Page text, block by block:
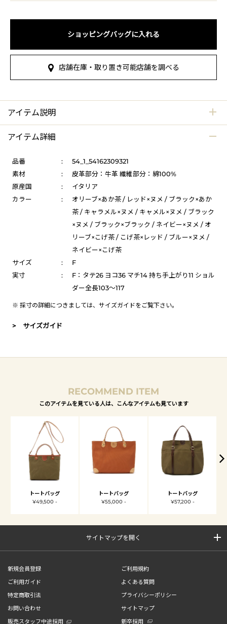
ショッピングバッグに入れる
店舗在庫・取り置き可能店舗を調べる
アイテム説明
アイテム詳細
品番 :
54_1_54162309321
素材
:
皮革部分：牛革 繊維部分：綿100%
原産国
:
イタリア
カラー
:
オリーブ×あか茶 / レッド×ヌメ / ブラック×あか
茶 / キャラメル×ヌメ / キャメル×ヌメ / ブラック
×ヌメ / ブラック×ブラック / ネイビー×ヌメ / オ
リーブ×こげ茶 / こげ茶×レッド / ブルー×ヌメ /
ネイビー×こげ茶
サイズ
:
F
実寸
:
F：タテ26 ヨコ36 マチ14 持ち手上がり11 ショル
ダー全長103～117
※ 採寸の詳細につきましては、 サイズガイドをご覧下さい。
> サイズガイド
RECOMMEND ITEM
このアイテムを見ている人は、こんなアイテムも見ています
トートバッグ
¥49,500 -
トートバッグ
¥55,000 -
トートバッグ
¥57,200 -
サイトマップを開く
新規会員登録
ご利用規約
ご利用ガイド
よくある質問
特定商取引法
プライバシーポリシー
お問い合わせ
サイトマップ
販売スタッフ中途採用
新卒採用